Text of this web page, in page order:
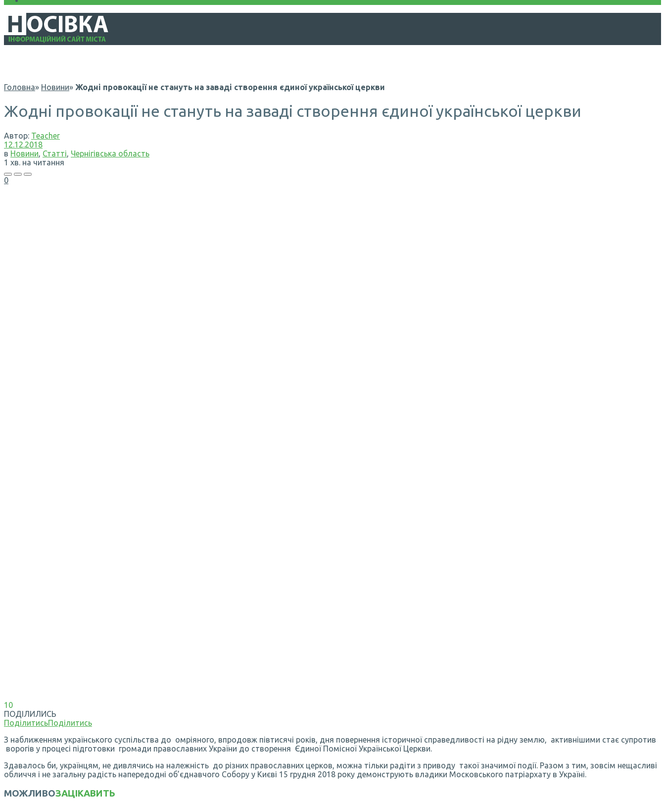
Головна» Новини» Жодні провокації не стануть на заваді створення єдиної української церкви
Жодні провокації не стануть на заваді створення єдиної української церкви
Автор: Teacher
12.12.2018
в Новини, Статті, Чернігівська область
1 хв. на читання
0
10
ПОДІЛИЛИСЬ
ПоділитисьПоділитись
З наближенням українського суспільства до омріяного, впродовж півтисячі років, дня повернення історичної справедливості на рідну землю, активнішими стає супротив
ворогів у процесі підготовки громади православних України до створення Єдиної Помісної Української Церкви.
Здавалось би, українцям, не дивлячись на належність до різних православних церков, можна тільки радіти з приводу такої значимої події. Разом з тим, зовсім нещасливі
обличчя і не загальну радість напередодні об’єднавчого Собору у Києві 15 грудня 2018 року демонструють владики Московського патріархату в Україні.
МОЖЛИВОЗАЦІКАВИТЬ